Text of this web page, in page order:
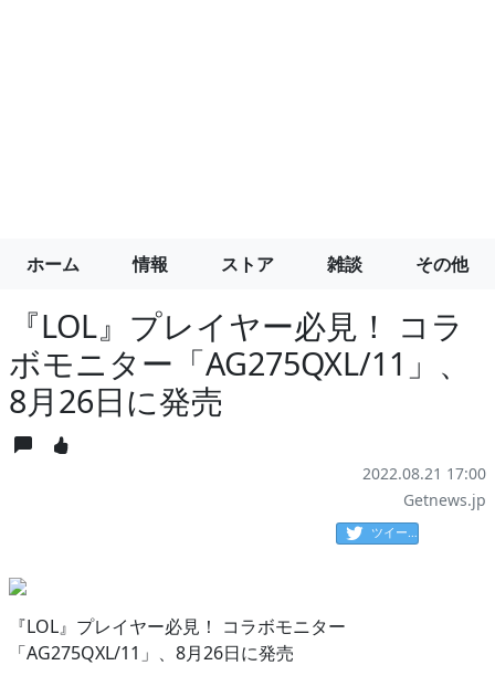
ホーム 情報 ストア 雑談 その他
『LOL』プレイヤー必見！ コラ
ボモニター「AG275QXL/11」、
8月26日に発売
2022.08.21 17:00
Getnews.jp
ツイート
『LOL』プレイヤー必見！ コラボモニター
「AG275QXL/11」、8月26日に発売